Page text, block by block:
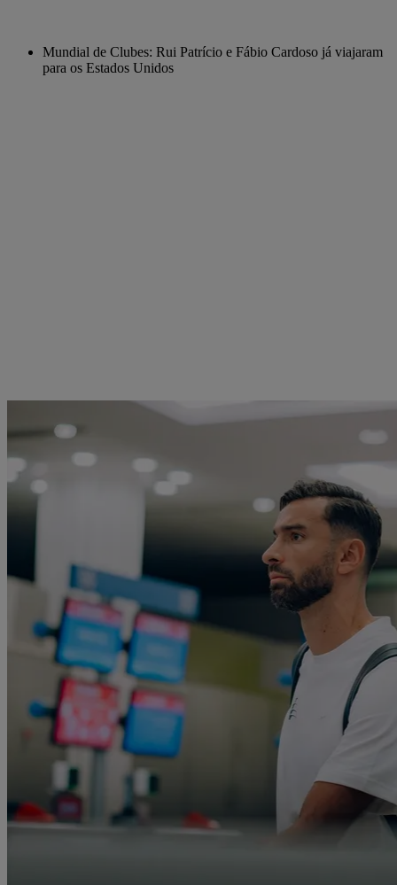
Mundial de Clubes: Rui Patrício e Fábio Cardoso já viajaram
para os Estados Unidos